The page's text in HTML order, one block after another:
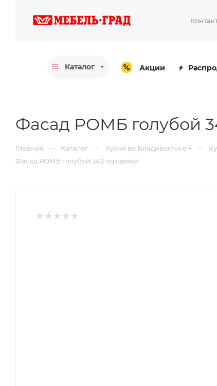
Каталог Акции
Фасад РОМБ голубой
Главная — Каталог — Кухня во Владивостоке —
Фасад РОМБ голубой 342 торцевой